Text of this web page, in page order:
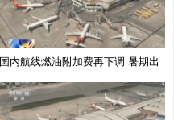
国内航线燃油附加费再下调 暑期出